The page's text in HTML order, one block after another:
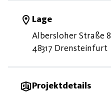
Lage
Albersloher Straße 8
48317 Drensteinfurt
Projektdetails